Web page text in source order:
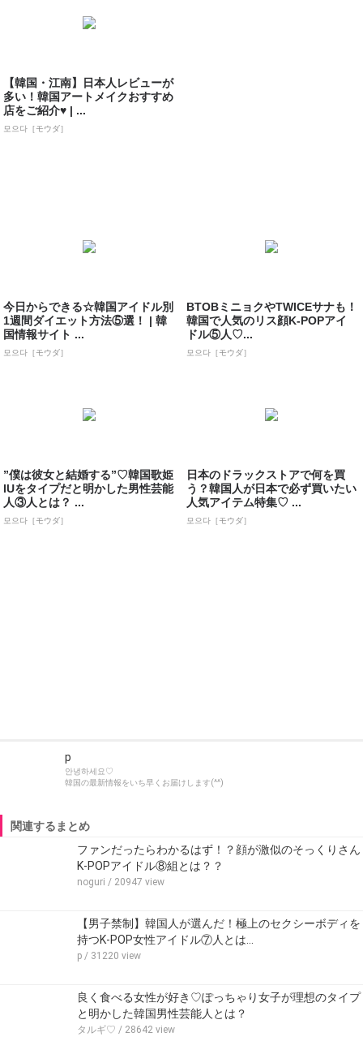
【韓国・江南】日本人レビューが
多い！韓国アートメイクおすすめ
店をご紹介♥ | ...
모으다［モウダ］
今日からできる☆韓国アイドル別
1週間ダイエット方法⑤選！ | 韓
国情報サイト ...
모으다［モウダ］
BTOBミニョクやTWICEサナも！
韓国で人気のリス顔K-POPアイ
ドル⑤人♡...
모으다［モウダ］
”僕は彼女と結婚する”♡韓国歌姫
IUをタイプだと明かした男性芸能
人③人とは？ ...
모으다［モウダ］
日本のドラックストアで何を買
う？韓国人が日本で必ず買いたい
人気アイテム特集♡ ...
모으다［モウダ］
p
안녕하세요♡
韓国の最新情報をいち早くお届けします(^^)
関連するまとめ
ファンだったらわかるはず！？顔が激似のそっくりさん
K-POPアイドル⑧組とは？？
noguri / 20947 view
【男子禁制】韓国人が選んだ！極上のセクシーボディを
持つK-POP女性アイドル⑦人とは…
p / 31220 view
良く食べる女性が好き♡ぽっちゃり女子が理想のタイプ
と明かした韓国男性芸能人とは？
タルギ♡ / 28642 view